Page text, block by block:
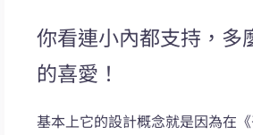
你看連小內都支持，多
的喜愛！
基本上它的設計概念就是因為在